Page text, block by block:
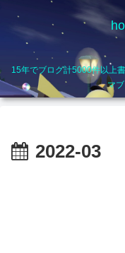
15年でブログ計5000件以上
マ
2022-03